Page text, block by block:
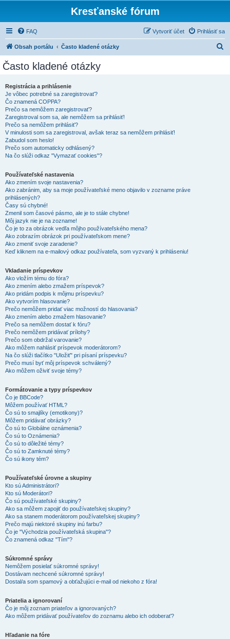
Kresťanské fórum
FAQ Prihlásiť sa
Vytvoriť účet
Obsah portálu Často kladené otázky
Často kladené otázky
Registrácia a prihlásenie
Je vôbec potrebné sa zaregistrovať?
Čo znamená COPPA?
Prečo sa nemôžem zaregistrovať?
Zaregistroval som sa, ale nemôžem sa prihlásiť!
Prečo sa nemôžem prihlásiť?
V minulosti som sa zaregistroval, avšak teraz sa nemôžem prihlásiť!
Zabudol som heslo!
Prečo som automaticky odhlásený?
Na čo slúži odkaz "Vymazať cookies"?
Používateľské nastavenia
Ako zmením svoje nastavenia?
Ako zabránim, aby sa moje používateľské meno objavilo v zozname práve
prihlásených?
Časy sú chybné!
Zmenil som časové pásmo, ale je to stále chybne!
Môj jazyk nie je na zozname!
Čo je to za obrázok vedľa môjho používateľského mena?
Ako zobrazím obrázok pri používateľskom mene?
Ako zmeniť svoje zaradenie?
Keď kliknem na e-mailový odkaz používateľa, som vyzvaný k prihláseniu!
Vkladanie príspevkov
Ako vložím tému do fóra?
Ako zmením alebo zmažem príspevok?
Ako pridám podpis k môjmu príspevku?
Ako vytvorím hlasovanie?
Prečo nemôžem pridať viac možností do hlasovania?
Ako zmením alebo zmažem hlasovanie?
Prečo sa nemôžem dostať k fóru?
Prečo nemôžem pridávať prílohy?
Prečo som obdržal varovanie?
Ako môžem nahlásiť príspevok moderátorom?
Na čo slúži tlačítko "Uložiť" pri písaní príspevku?
Prečo musí byť môj príspevok schválený?
Ako môžem oživiť svoje témy?
Formátovanie a typy príspevkov
Čo je BBCode?
Môžem používať HTML?
Čo sú to smajlíky (emotikony)?
Môžem pridávať obrázky?
Čo sú to Globálne oznámenia?
Čo sú to Oznámenia?
Čo sú to dôležité témy?
Čo sú to Zamknuté témy?
Čo sú ikony tém?
Používateľské úrovne a skupiny
Kto sú Administrátori?
Kto sú Moderátori?
Čo sú používateľské skupiny?
Ako sa môžem zapojiť do používateľskej skupiny?
Ako sa stanem moderátorom používateľskej skupiny?
Prečo majú niektoré skupiny inú farbu?
Čo je "Východzia používateľská skupina"?
Čo znamená odkaz "Tím"?
Súkromné správy
Nemôžem posielať súkromné správy!
Dostávam nechcené súkromné správy!
Dostal/a som spamový a obťažujúci e-mail od niekoho z fóra!
Priatelia a ignorovaní
Čo je môj zoznam priateľov a ignorovaných?
Ako môžem pridávať používateľov do zoznamu alebo ich odoberať?
Hľadanie na fóre